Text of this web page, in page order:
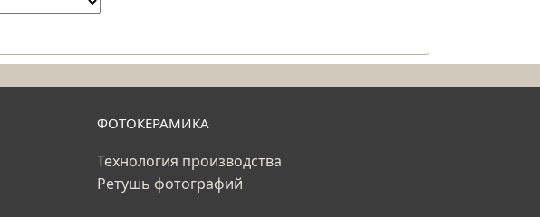
ФОТОКЕРАМИКА
Технология производства
Ретушь фотографий